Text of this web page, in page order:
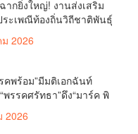
ากยิ่งใหญ่! งานส่งเสริม
ระเพณีท้องถิ่นวิถีชาติพันธุ์
2026
คพร้อม”มีมติเอกฉันท์
พรรคศรัทธา”ดึง“มาร์ค พิ
2026